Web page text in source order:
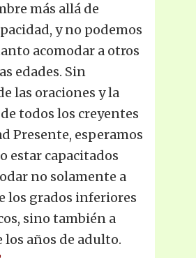
más allá de
y no podemos
acomodar a otros
edades. Sin
las oraciones y la
todos los creyentes
Presente, esperamos
estar capacitados
no solamente a
los grados inferiores
sino también a
los años de adulto.